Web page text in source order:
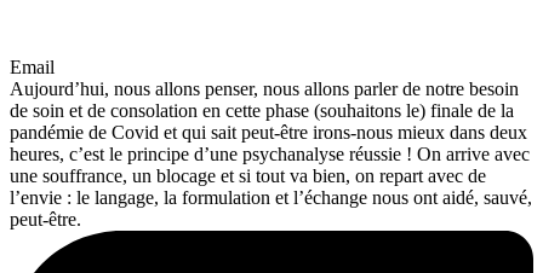
Email
Aujourd’hui, nous allons penser, nous allons parler de notre besoin
de soin et de consolation en cette phase (souhaitons le) finale de la
pandémie de Covid et qui sait peut-être irons-nous mieux dans deux
heures, c’est le principe d’une psychanalyse réussie ! On arrive avec
une souffrance, un blocage et si tout va bien, on repart avec de
l’envie : le langage, la formulation et l’échange nous ont aidé, sauvé,
peut-être.